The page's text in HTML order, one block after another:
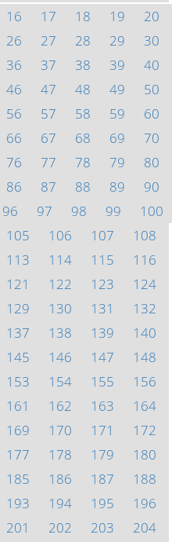
16 17 18 19
20
26 27 28 29
30
36 37 38 39
40
46 47 48 49
50
56 57 58 59
60
66 67 68 69
70
76 77 78 79
80
86 87 88 89
90
96 97 98 99
100
105 106 107
108
113 114 115
116
121 122 123
124
129 130 131
132
137 138 139
140
145 146 147
148
153 154 155
156
161 162 163
164
169 170 171
172
177 178 179
180
185 186 187
188
193 194 195
196
201 202 203
204